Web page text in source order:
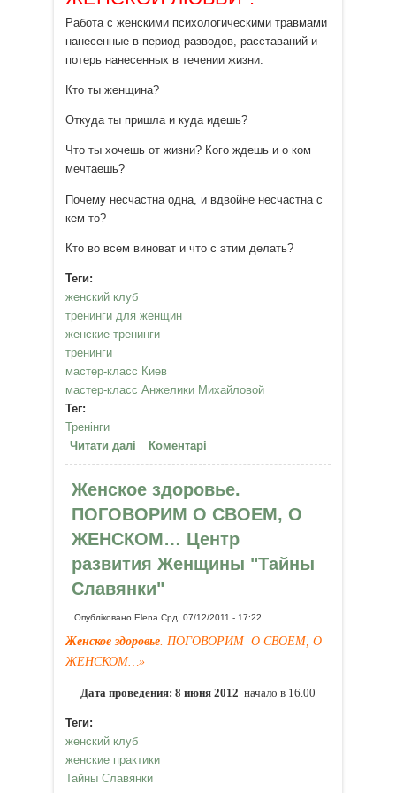
Работа с женскими психологическими травмами
нанесенные в период разводов, расставаний и
потерь нанесенных в течении жизни:
Кто ты женщина?
Откуда ты пришла и куда идешь?
Что ты хочешь от жизни? Кого ждешь и о ком
мечтаешь?
Почему несчастна одна, и вдвойне несчастна с
кем-то?
Кто во всем виноват и что с этим делать?
Теги:
женский клуб
тренинги для женщин
женские тренинги
тренинги
мастер-класс Киев
мастер-класс Анжелики Михайловой
Тег:
Тренінги
Читати далі про 25 декабря 2011 г. - Мастер-
класс МИХАЙЛОВОЙ АНЖЕЛИКИ
Коментарі
Женское здоровье.
ПОГОВОРИМ О СВОЕМ, О
ЖЕНСКОМ… Центр
развития Женщины "Тайны
Славянки"
ОпублікованоElena Срд, 07/12/2011 - 17:22
Женское здоровье. ПОГОВОРИМ О СВОЕМ, О
ЖЕНСКОМ…»
Дата проведения: 8 июня 2012 начало в 16.00
Теги:
женский клуб
женские практики
Тайны Славянки